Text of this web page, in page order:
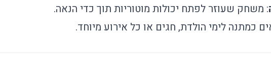
: משחק שעוזר לפתח יכולות מוטוריות תוך כדי הנאה.
כמתנה לימי הולדת, חגים או כל אירוע מיוחד.